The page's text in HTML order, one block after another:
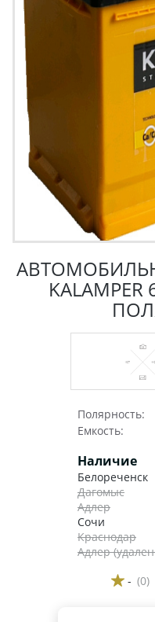
Полярность:
Емкость:
Наличие
Белореченск
Дагомыс
Адлер
Сочи
Краснодар
Адлер
- (0)